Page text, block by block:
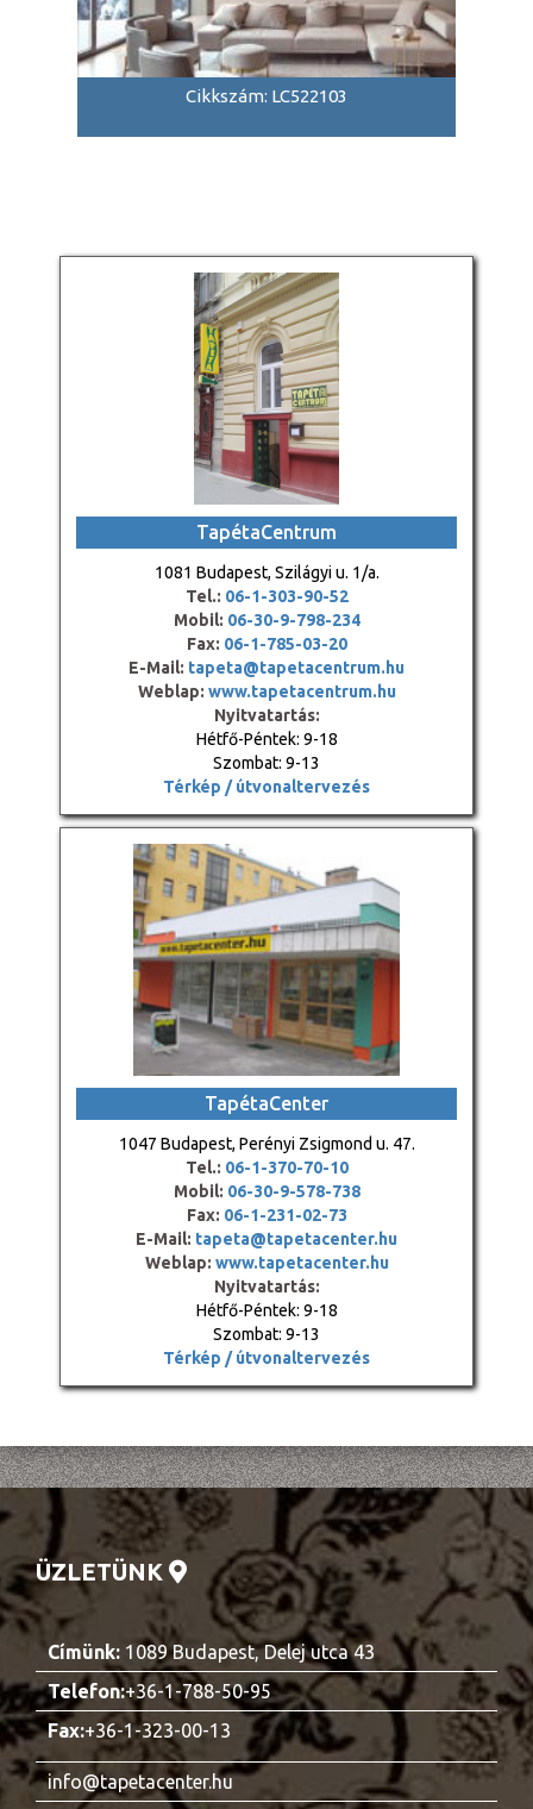
Cikkszám: LC522103
TapétaCentrum
1081 Budapest, Szilágyi u. 1/a.
Tel.: 06-1-303-90-52
Mobil: 06-30-9-798-234
Fax: 06-1-785-03-20
E-Mail: tapeta@tapetacentrum.hu
Weblap: www.tapetacentrum.hu
Nyitvatartás:
Hétfő-Péntek: 9-18
Szombat: 9-13
Térkép / útvonaltervezés
TapétaCenter
1047 Budapest, Perényi Zsigmond u. 47.
Tel.: 06-1-370-70-10
Mobil: 06-30-9-578-738
Fax: 06-1-231-02-73
E-Mail: tapeta@tapetacenter.hu
Weblap: www.tapetacenter.hu
Nyitvatartás:
Hétfő-Péntek: 9-18
Szombat: 9-13
Térkép / útvonaltervezés
ÜZLETÜNK
Címünk: 1089 Budapest, Delej utca 43
Telefon:+36-1-788-50-95
Fax:+36-1-323-00-13
info@tapetacenter.hu